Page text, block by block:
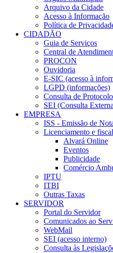
Arquivo da Cidade
Acesso à Informação
Política de
CIDADÃO
Guia de Serviços
Central de
PROCON
Ouvidoria
E-SIC (acesso à
LGPD (informações)
Consulta de
SEI (Consulta
EMPRESA
ISS - Emissão de
Licenciamento e
Alvará Online
Eventos
Publicidade
Comércio
IPTU
ITBI
Outras Taxas
SERVIDOR
Portal do Servidor
Comunicados ao
WebMail
SEI (acesso interno)
Consulta às